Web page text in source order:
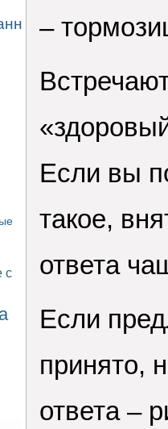
с
–
Если вы
такое,
ответа
Если
принято,
ответа –